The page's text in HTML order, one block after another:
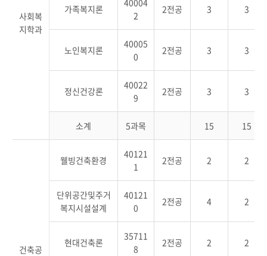
사회복
지학과
가족복지론
40004
2
2전공 3 3
노인복지론
40005
0
2전공 3 3
정신건강론
40022
9
2전공 3 3
소계 5과목 15 15
건축공
웰빙건축환경
40121
1
2전공 2 2
단위공간및주거
복지시설설계
40121
0
2전공 4 2
현대건축론
35711
8
2전공 2 2